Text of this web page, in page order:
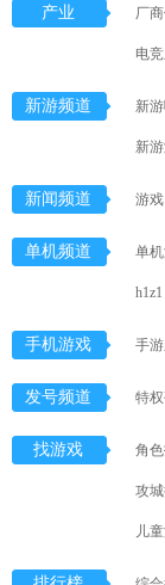
产业 厂
电
新游频道 新
新
新闻频道 游
单机频道 单
h1z1
手机游戏 手
发号频道 特
找游戏 角
攻
儿